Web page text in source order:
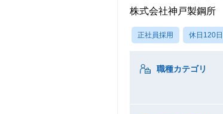
株式会社神戸製鋼所
正社員採用 休日120
職種カテゴリ